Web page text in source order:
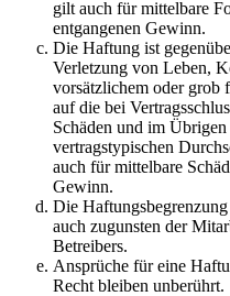
gilt auch für mittelbare
entgangenen Gewinn.
Die Haftung ist
Verletzung von Leben,
vorsätzlichem oder grob
auf die bei
Schäden und im
vertragstypischen
auch für mittelbare
Gewinn.
Die
auch zugunsten der
Betreibers.
Ansprüche für eine
Recht bleiben unberührt.